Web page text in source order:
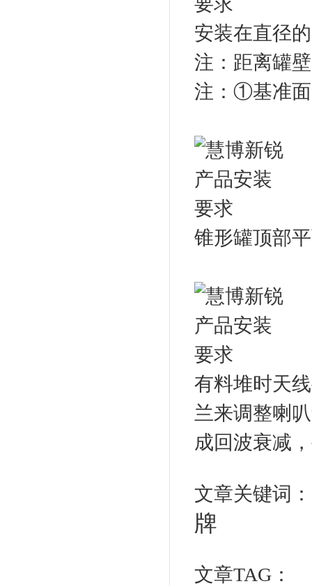
安装在直径
注：距离罐
注：①基准
锥形罐顶部
有料堆时天
兰来调整喇
成回波衰减
文章关键词
牌
文章TAG：